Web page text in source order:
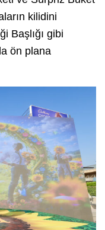
kilidini
Başlığı gibi
ön plana